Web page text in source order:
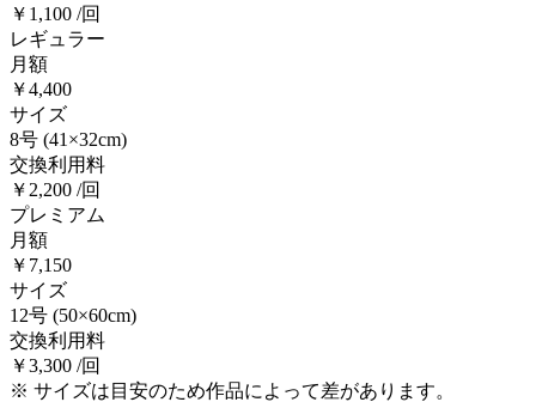
￥1,100 /回
レギュラー
月額
￥4,400
サイズ
8号 (41×32cm)
交換利用料
￥2,200 /回
プレミアム
月額
￥7,150
サイズ
12号 (50×60cm)
交換利用料
￥3,300 /回
※ サイズは目安のため作品によって差があります。